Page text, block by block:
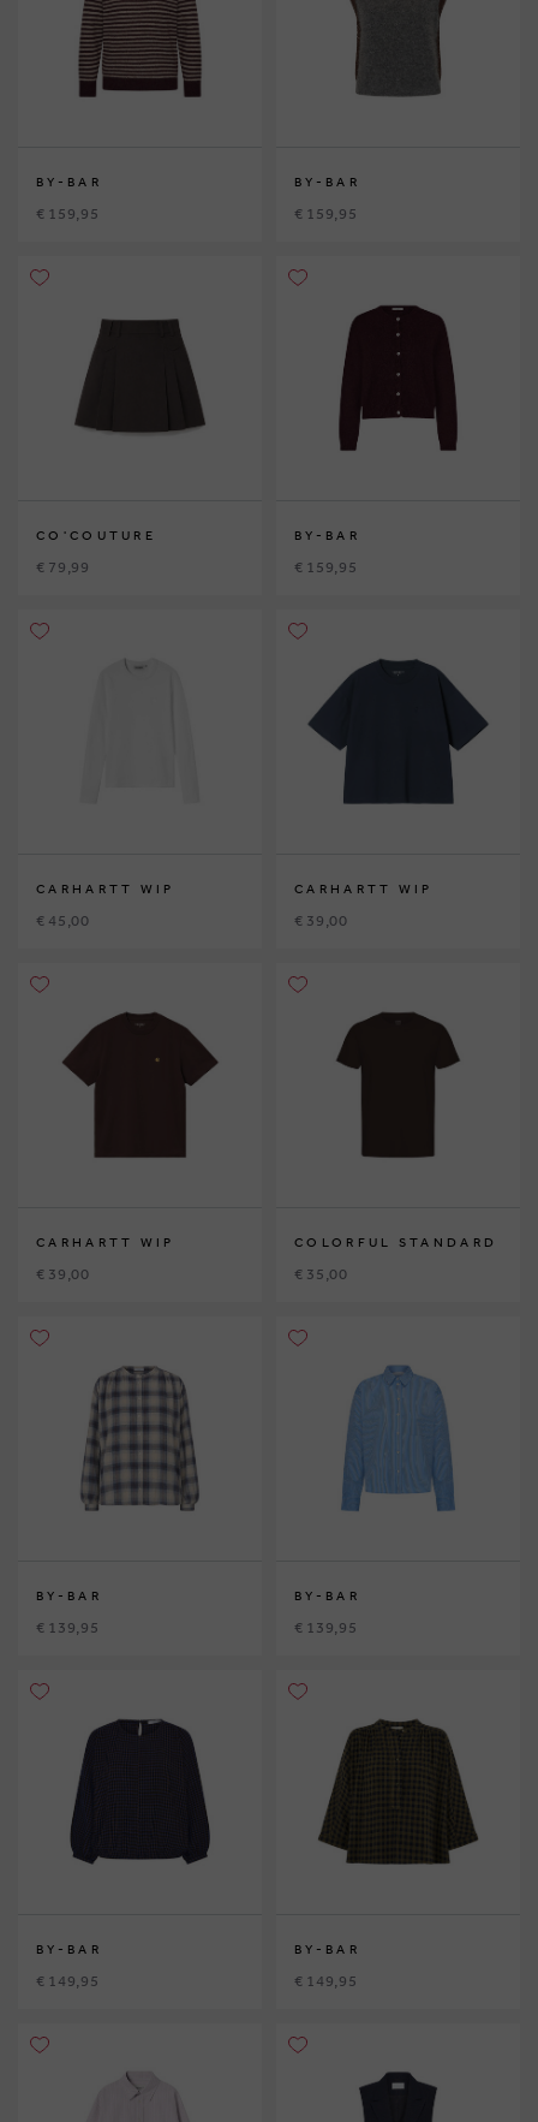
BY-BAR
€ 159,95
BY-BAR
€ 159,95
CO'COUTURE
€ 79,99
BY-BAR
€ 159,95
CARHARTT WIP
€ 45,00
CARHARTT WIP
€ 39,00
CARHARTT WIP
€ 39,00
COLORFUL STANDARD
€ 35,00
BY-BAR
€ 139,95
BY-BAR
€ 139,95
BY-BAR
€ 149,95
BY-BAR
€ 149,95